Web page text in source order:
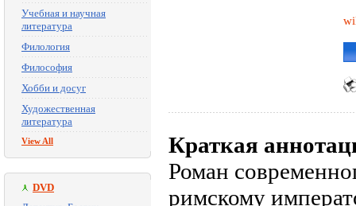
Учебная и научная
литература
Филология
Философия
Хобби и досуг
Художественная
литература
View All
DVD
Краткая
Роман
римскому